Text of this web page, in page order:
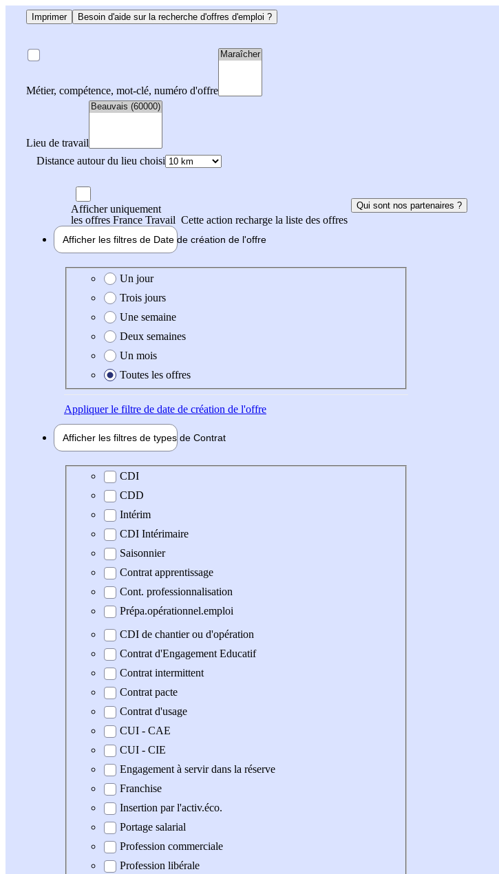
Imprimer Besoin d'aide sur la recherche d'offres d'emploi ?
Métier, compétence, mot-clé, numéro d'offre
Lieu de travail
Distance autour du lieu choisi
Afficher uniquement
les offres France Travail Cette action recharge la liste des offres
Qui sont nos partenaires ?
Afficher les filtres de Date de création de l'offre
Date de création de l'offre
Un jour
Trois jours
Une semaine
Deux semaines
Un mois
Toutes les offres
Appliquerle filtre de date de création de l'offre
Afficher les filtres de types de Contrat
Type de contrat
CDI
CDD
Intérim
CDI Intérimaire
Saisonnier
Contrat apprentissage
Cont. professionnalisation
Prépa.opérationnel.emploi
CDI de chantier ou d'opération
Contrat d'Engagement Educatif
Contrat intermittent
Contrat pacte
Contrat d'usage
CUI - CAE
CUI - CIE
Engagement à servir dans la réserve
Franchise
Insertion par l'activ.éco.
Portage salarial
Profession commerciale
Profession libérale